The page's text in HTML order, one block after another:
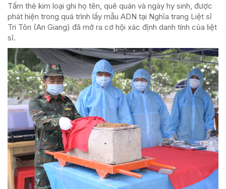
Tấm thẻ kim loại ghi họ tên, quê quán và ngày hy sinh, được
phát hiện trong quá trình lấy mẫu ADN tại Nghĩa trang Liệt sĩ
Tri Tôn (An Giang) đã mở ra cơ hội xác định danh tính của liệt
sĩ.